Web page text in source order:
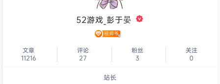
52游戏_彭于晏
文章
11216
评论
27
粉丝
3
关注
0
站长